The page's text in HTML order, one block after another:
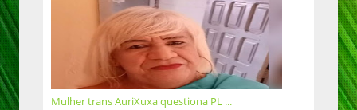
Mulher trans AuriXuxa questiona PL ...